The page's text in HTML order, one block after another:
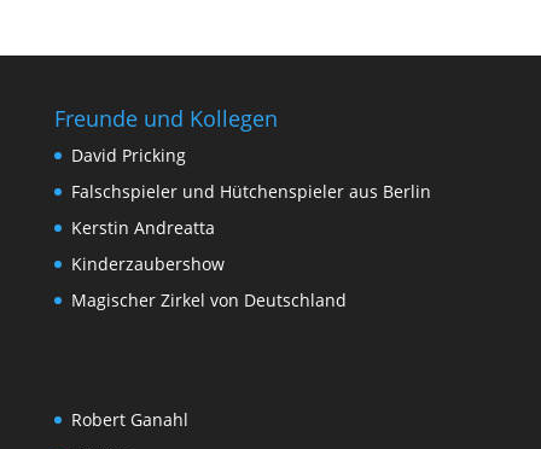
Freunde und Kollegen
David Pricking
Falschspieler und Hütchenspieler aus Berlin
Kerstin Andreatta
Kinderzaubershow
Magischer Zirkel von Deutschland
Robert Ganahl